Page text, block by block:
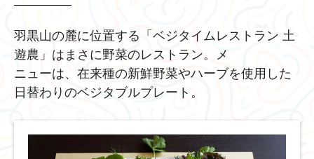
羽黒山の麓に位置する「ベジタイムレストラン 土
遊農」はまさに野菜のレストラン。メ
ニューは、在来種の新鮮野菜やハーブを使用した
日替わりのベジタブルプレート。